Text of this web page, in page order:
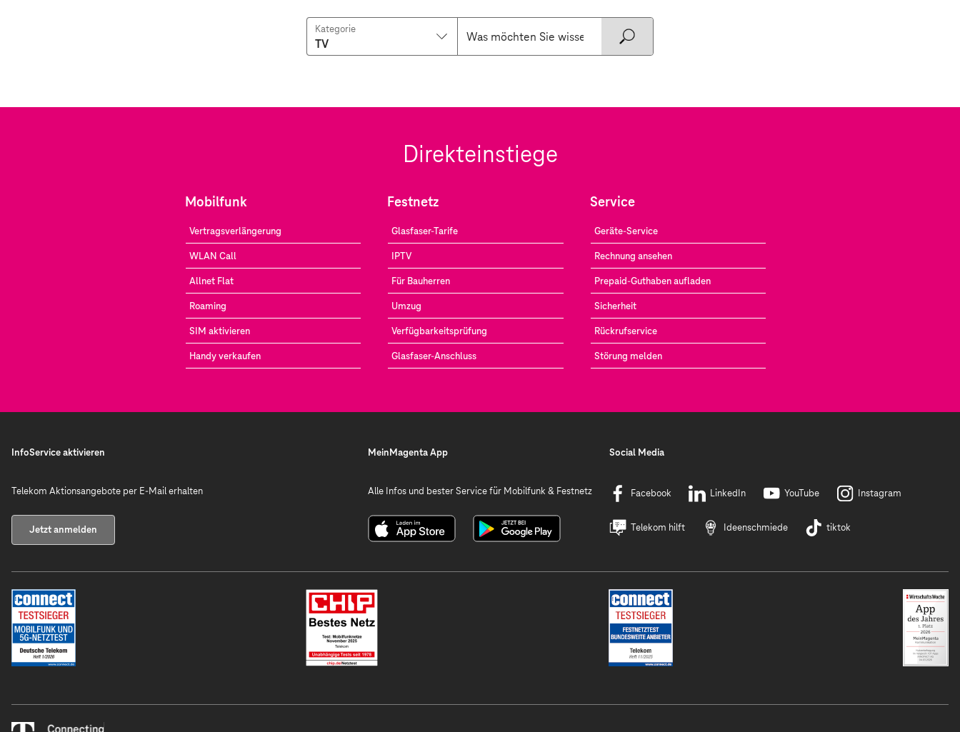
TV
Kategorie
Direkteinstiege
Mobilfunk
Vertragsverlängerung
WLAN Call
Allnet Flat
Roaming
SIM aktivieren
Handy verkaufen
Festnetz
Glasfaser-Tarife
IPTV
Für Bauherren
Umzug
Verfügbarkeitsprüfung
Glasfaser-Anschluss
Service
Geräte-Service
Rechnung ansehen
Prepaid-Guthaben aufladen
Sicherheit
Rückrufservice
Störung melden
InfoService aktivieren
Telekom Aktionsangebote per E-Mail erhalten
Jetzt anmelden
MeinMagenta App
Alle Infos und bester Service für Mobilfunk & Festnetz
Social Media
Facebook LinkedIn YouTube Instagram
Telekom hilft Ideenschmiede tiktok